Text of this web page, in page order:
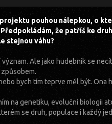
pouhou nálepkou, o
že patříš ke
stejnou váhu?
význam. Ale jako hudebník se
bych tím teprve měl být. Ona
na genetiku, evoluční biologii
se druh, populace i každý